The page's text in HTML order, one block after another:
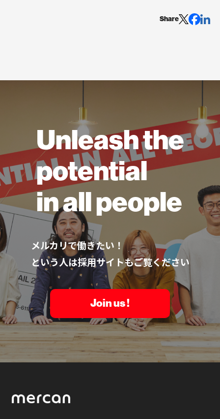
Share
Unleash the
potential
in all people
メルカリで働きたい！
という人は採用サイトもご覧ください
Join us !